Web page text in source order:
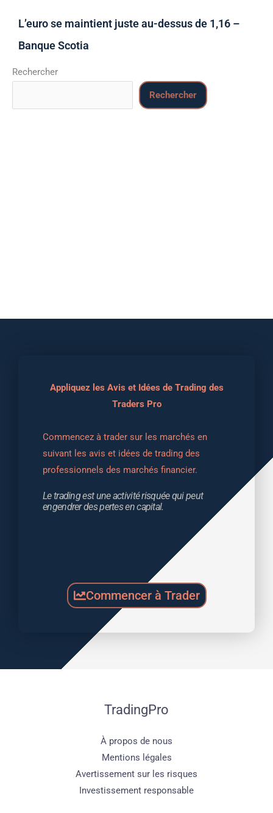
L’euro se maintient juste au-dessus de 1,16 –
Banque Scotia
Rechercher
Rechercher
Appliquez les Avis et Idées de Trading des
Traders Pro
Commencez à trader sur les marchés en
suivant les avis et idées de trading des
professionnels des marchés financier.
Le trading est une activité risquée qui peut
engendrer des pertes en capital.
Commencer à Trader
TradingPro
À propos de nous
Mentions légales
Avertissement sur les risques
Investissement responsable